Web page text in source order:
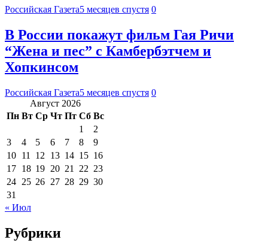
Российская Газета5 месяцев спустя 0
В России покажут фильм Гая Ричи
“Жена и пес” с Камбербэтчем и
Хопкинсом
Российская Газета5 месяцев спустя 0
Август 2026
Пн Вт Ср Чт Пт Сб Вс
1
2
3
4 5 6 7 8
9
10 11 12 13 14 15 16
17 18 19 20 21 22 23
24 25 26 27 28 29 30
31
« Июл
Рубрики